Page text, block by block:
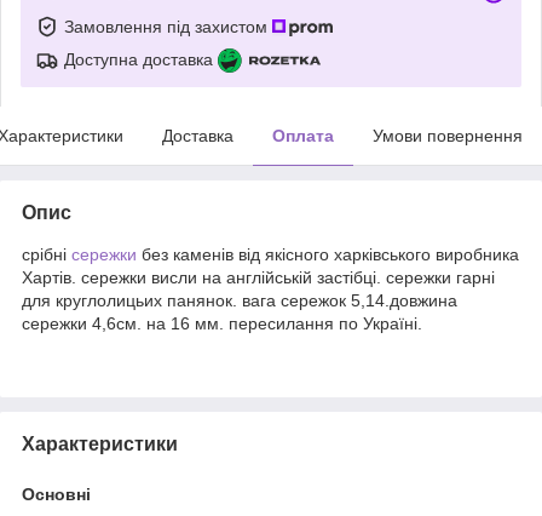
Замовлення під захистом
Доступна доставка
Доставка Оплата Умови повернення
Опис
срібні сережки без каменів від якісного харківського виробника
Хартів. сережки висли на англійській застібці. сережки гарні
для круглолицьих панянок. вага сережок 5,14.довжина
сережки 4,6см. на 16 мм. пересилання по Україні.
Характеристики
Основні